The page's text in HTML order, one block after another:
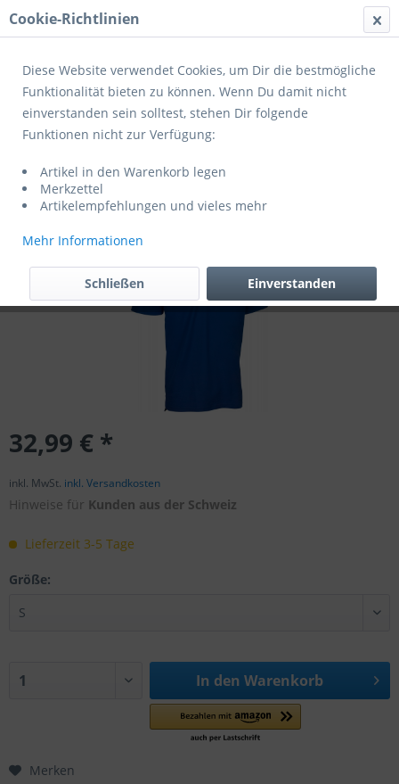
Menü
Übersicht Spvgg Cochem
für Mitglieder der Spvgg Cochem)
32,99 € *
inkl. MwSt. inkl. Versandkosten
Hinweise für Kunden aus der Schweiz
Lieferzeit 3-5 Tage
Größe:
In den Warenkorb
Merken
Cookie-Richtlinien
Diese Website verwendet Cookies, um Dir die bestmögliche
Funktionalität bieten zu können. Wenn Du damit nicht
einverstanden sein solltest, stehen Dir folgende
Funktionen nicht zur Verfügung:
Artikel in den Warenkorb legen
Merkzettel
Artikelempfehlungen und vieles mehr
Mehr Informationen
Einverstanden
Schließen